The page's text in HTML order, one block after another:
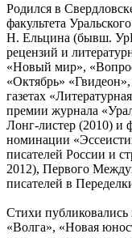
Родился в
факультета
Н. Ельцина (бывш.
рецензий и
«Новый мир»,
«Октябрь»
газетах
премии журнала
Лонг-листер (2010) и
номинации
писателей России и
2012), Первого
писателей в
Стихи
«Волга», «Новая